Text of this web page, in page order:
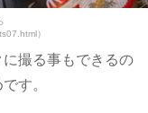
）
撮る事もできるの
す。